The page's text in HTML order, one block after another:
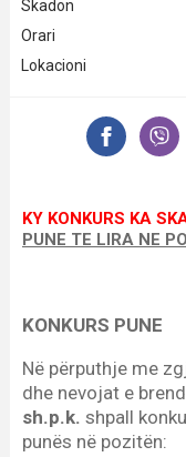
Skadon
Orari
Lokacioni